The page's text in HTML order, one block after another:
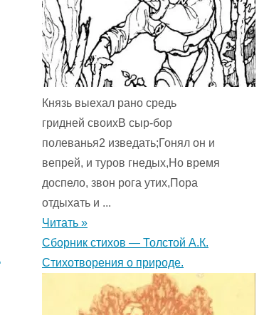
Князь выехал рано средь
гридней своихВ сыр-бор
полеванья2 изведать;Гонял он и
вепрей, и туров гнедых,Но время
доспело, звон рога утих,Пора
отдыхать и ...
Читать »
Сборник стихов — Толстой А.К.
Стихотворения о природе.